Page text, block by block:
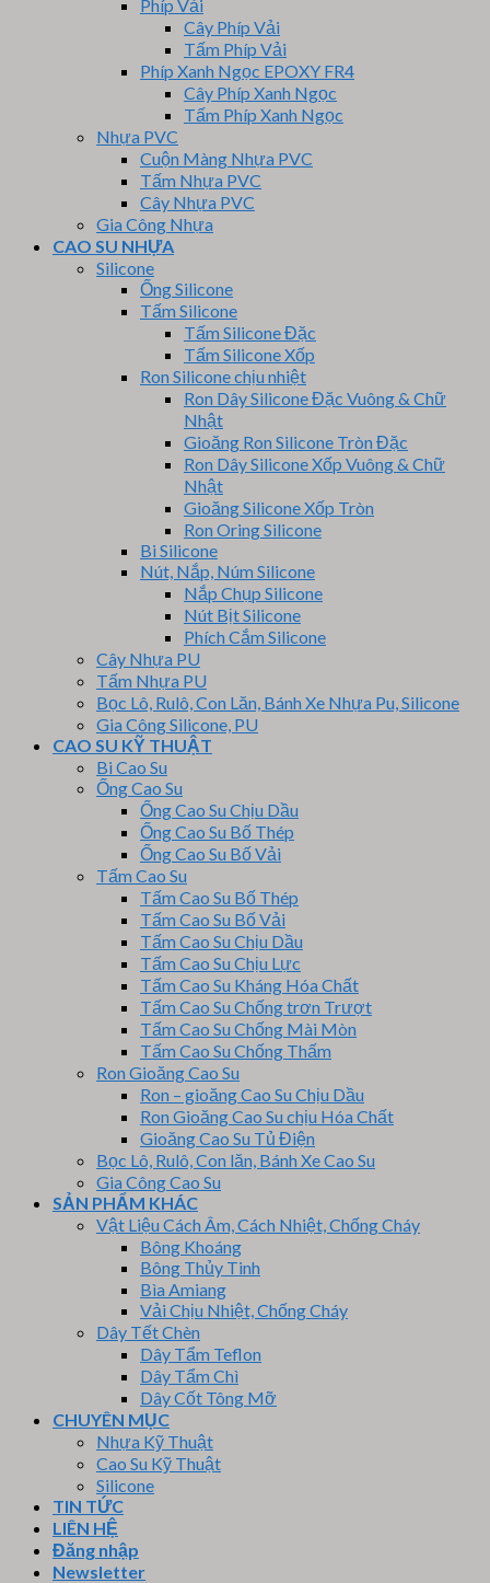
Phíp Vải
Cây Phíp Vải
Tấm Phíp Vải
Phíp Xanh Ngọc EPOXY FR4
Cây Phíp Xanh Ngọc
Tấm Phíp Xanh Ngọc
Nhựa PVC
Cuộn Màng Nhựa PVC
Tấm Nhựa PVC
Cây Nhựa PVC
Gia Công Nhựa
CAO SU NHỰA
Silicone
Ống Silicone
Tấm Silicone
Tấm Silicone Đặc
Tấm Silicone Xốp
Ron Silicone chịu nhiệt
Ron Dây Silicone Đặc Vuông & Chữ
Nhật
Gioăng Ron Silicone Tròn Đặc
Ron Dây Silicone Xốp Vuông & Chữ
Nhật
Gioăng Silicone Xốp Tròn
Ron Oring Silicone
Bi Silicone
Nút, Nắp, Núm Silicone
Nắp Chụp Silicone
Nút Bịt Silicone
Phích Cắm Silicone
Cây Nhựa PU
Tấm Nhựa PU
Bọc Lô, Rulô, Con Lăn, Bánh Xe Nhựa Pu, Silicone
Gia Công Silicone, PU
CAO SU KỸ THUẬT
Bi Cao Su
Ống Cao Su
Ống Cao Su Chịu Dầu
Ống Cao Su Bố Thép
Ống Cao Su Bố Vải
Tấm Cao Su
Tấm Cao Su Bố Thép
Tấm Cao Su Bố Vải
Tấm Cao Su Chịu Dầu
Tấm Cao Su Chịu Lực
Tấm Cao Su Kháng Hóa Chất
Tấm Cao Su Chống trơn Trượt
Tấm Cao Su Chống Mài Mòn
Tấm Cao Su Chống Thấm
Ron Gioăng Cao Su
Ron – gioăng Cao Su Chịu Dầu
Ron Gioăng Cao Su chịu Hóa Chất
Gioăng Cao Su Tủ Điện
Bọc Lô, Rulô, Con lăn, Bánh Xe Cao Su
Gia Công Cao Su
SẢN PHẨM KHÁC
Vật Liệu Cách Âm, Cách Nhiệt, Chống Cháy
Bông Khoáng
Bông Thủy Tinh
Bìa Amiang
Vải Chịu Nhiệt, Chống Cháy
Dây Tết Chèn
Dây Tẩm Teflon
Dây Tẩm Chì
Dây Cốt Tông Mỡ
CHUYÊN MỤC
Nhựa Kỹ Thuật
Cao Su Kỹ Thuật
Silicone
TIN TỨC
LIÊN HỆ
Đăng nhập
Newsletter